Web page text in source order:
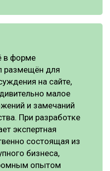
в форме
размещён для
на сайте,
малое
и замечаний
При разработке
экспертная
состоящая из
бизнеса,
опытом